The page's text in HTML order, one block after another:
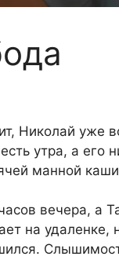
Николай уже
утра, а его
манной
вечера, а
на